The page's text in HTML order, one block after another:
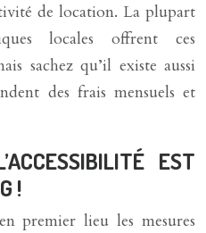
de location. La plupart
locales offrent ces
sachez qu’il existe aussi
des frais mensuels et
EST
!
premier lieu les mesures